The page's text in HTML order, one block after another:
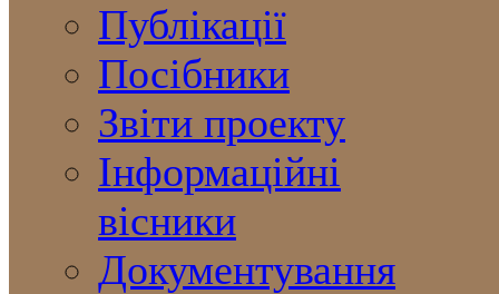
Публікації
Посібники
Звіти проекту
Інформаційні
вісники
Документування